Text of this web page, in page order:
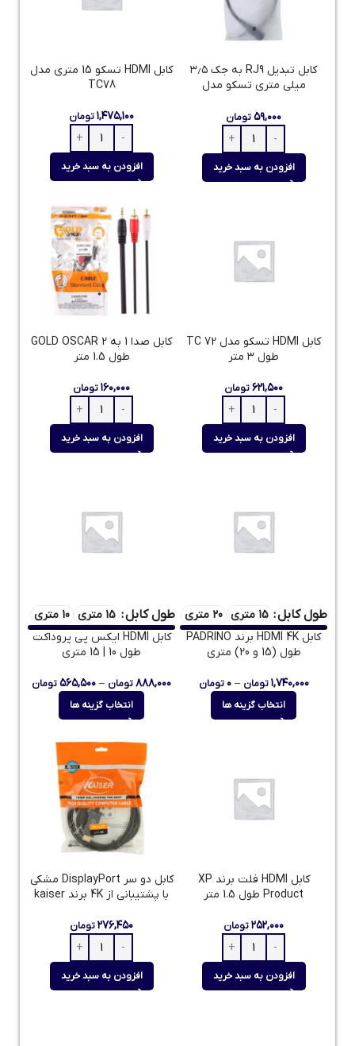
کابل تبدیل RJ9 به جک ۳٫۵
میلی متری تسکو مدل
۵۹,۰۰۰تومان
افزودن به سبد خرید
کابل HDMI تسکو 15 متری مدل
TC78
۱,۴۷۵,۱۰۰تومان
افزودن به سبد خرید
کابل HDMI تسکو مدل TC 72
طول ۳ متر
۶۲۱,۵۰۰تومان
افزودن به سبد خرید
کابل صدا 1 به 2 GOLD OSCAR
طول 1.5 متر
۱۶۰,۰۰۰تومان
افزودن به سبد خرید
طول کابل 15 متری
20 متری
کابل HDMI 4K برند PADRINO
طول (15 و 20) متری
۱,۷۴۰,۰۰۰ تومان – ۰ تومان
انتخاب گزینه ها
طول کابل 15 متری
10 متری
کابل HDMI ایکس پی پروداکت
طول 10 | 15 متری
۸۸۸,۰۰۰تومان – ۵۶۵,۵۰۰تومان
انتخاب گزینه ها
کابل HDMI فلت برند XP
Product طول 1.5 متر
۲۵۲,۰۰۰تومان
افزودن به سبد خرید
کابل دو سر DisplayPort مشکی
با پشتیبانی از 4K برند kaiser
۲۷۶,۴۵۰تومان
افزودن به سبد خرید